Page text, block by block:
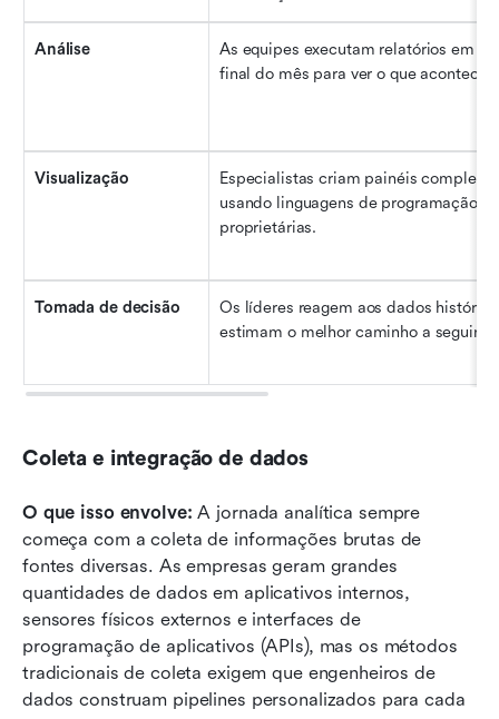
Análise
As equipes executam relatórios em
final do mês para ver o que
Visualização
Especialistas criam painéis
usando linguagens de programação
proprietárias.
Tomada de decisão
Os líderes reagem aos dados
estimam o melhor caminho a seguir.
Coleta e integração de dados
O que isso envolve: A jornada analítica sempre
começa com a coleta de informações brutas de
fontes diversas. As empresas geram grandes
quantidades de dados em aplicativos internos,
sensores físicos externos e interfaces de
programação de aplicativos (APIs), mas os métodos
tradicionais de coleta exigem que engenheiros de
dados construam pipelines personalizados para cada